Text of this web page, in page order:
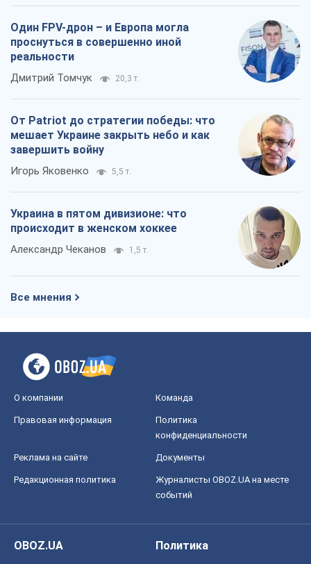
Один FPV-дрон – и Европа могла
проснуться в совершенно иной
реальности
Дмитрий Томчук 20,3 т.
От Patriot до стратегии победы: что
мешает Украине закрыть небо и как
завершить войну
Игорь Яковенко 5,5 т.
Украина в пятом дивизионе: что
происходит в женском хоккее
Александр Чеканов 1,5 т.
Все мнения
О компании Команда
Правовая информация
Политика
конфиденциальности
Реклама на сайте Документы
Редакционная политика
Журналисты OBOZ.UA на месте
событий
OBOZ.UA
Политика